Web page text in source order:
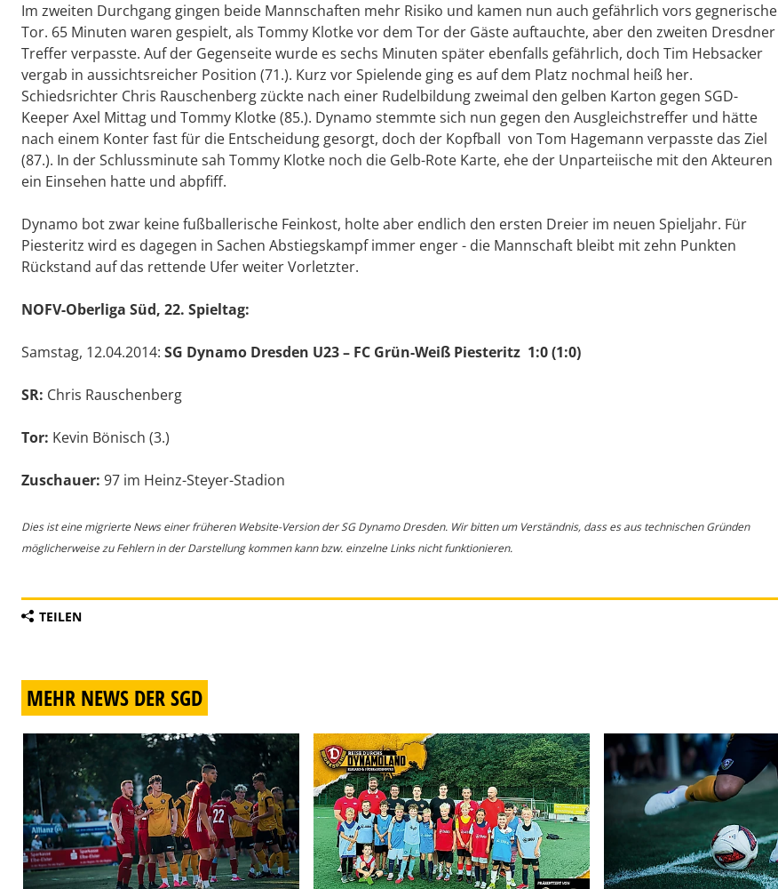
Im zweiten Durchgang gingen beide Mannschaften mehr Risiko und kamen nun auch gefährlich vors gegnerische
Tor. 65 Minuten waren gespielt, als Tommy Klotke vor dem Tor der Gäste auftauchte, aber den zweiten Dresdner
Treffer verpasste. Auf der Gegenseite wurde es sechs Minuten später ebenfalls gefährlich, doch Tim Hebsacker
vergab in aussichtsreicher Position (71.). Kurz vor Spielende ging es auf dem Platz nochmal heiß her.
Schiedsrichter Chris Rauschenberg zückte nach einer Rudelbildung zweimal den gelben Karton gegen SGD-
Keeper Axel Mittag und Tommy Klotke (85.). Dynamo stemmte sich nun gegen den Ausgleichstreffer und hätte
nach einem Konter fast für die Entscheidung gesorgt, doch der Kopfball von Tom Hagemann verpasste das Ziel
(87.). In der Schlussminute sah Tommy Klotke noch die Gelb-Rote Karte, ehe der Unparteiische mit den Akteuren
ein Einsehen hatte und abpfiff.
Dynamo bot zwar keine fußballerische Feinkost, holte aber endlich den ersten Dreier im neuen Spieljahr. Für
Piesteritz wird es dagegen in Sachen Abstiegskampf immer enger - die Mannschaft bleibt mit zehn Punkten
Rückstand auf das rettende Ufer weiter Vorletzter.
NOFV-Oberliga Süd, 22. Spieltag:
Samstag, 12.04.2014: SG Dynamo Dresden U23 – FC Grün-Weiß Piesteritz 1:0 (1:0)
SR: Chris Rauschenberg
Tor: Kevin Bönisch (3.)
Zuschauer: 97 im Heinz-Steyer-Stadion
Dies ist eine migrierte News einer früheren Website-Version der SG Dynamo Dresden. Wir bitten um Verständnis, dass es aus technischen Gründen
möglicherweise zu Fehlern in der Darstellung kommen kann bzw. einzelne Links nicht funktionieren.
TEILEN
MEHR NEWS DER SGD